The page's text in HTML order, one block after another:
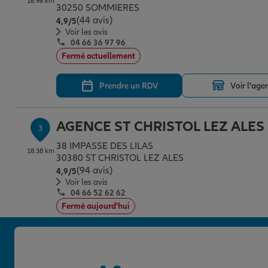
30250 SOMMIERES
4,9/5Note de 4.9 sur 5
(44 avis)
Voir les avis
04 66 36 97 96
Fermé actuellement
Prendre un RDV Voir
3
18.38 km
AGENCE ST CHRISTOL LEZ ALES
38 IMPASSE DES LILAS
30380 ST CHRISTOL LEZ ALES
4,9/5Note de 4.9 sur 5
(94 avis)
Voir les avis
04 66 52 62 62
Fermé aujourd'hui